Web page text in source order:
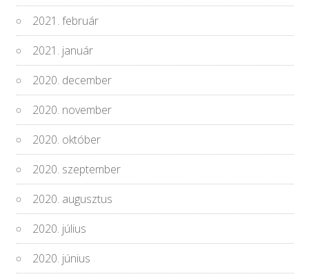
2021. február
2021. január
2020. december
2020. november
2020. október
2020. szeptember
2020. augusztus
2020. július
2020. június